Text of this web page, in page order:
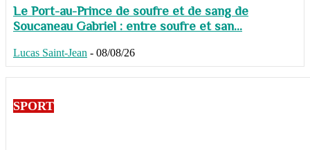
Le Port-au-Prince de soufre et de sang de
Soucaneau Gabriel : entre soufre et san...
Lucas Saint-Jean - 08/08/26
SPORT